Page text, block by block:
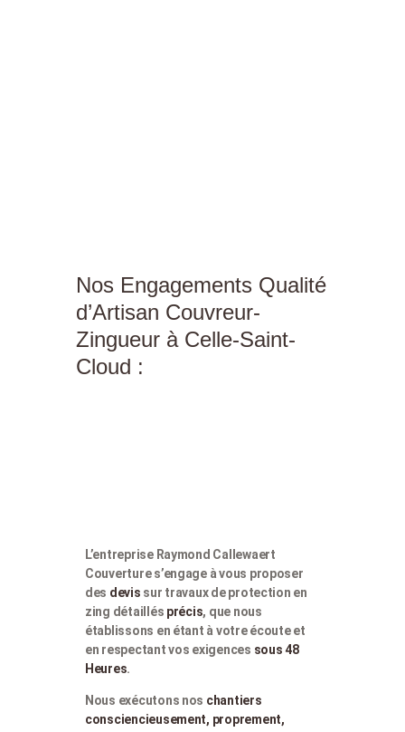
Nos Engagements Qualité
d’Artisan Couvreur-
Zingueur à Celle-Saint-
Cloud :
L’entreprise Raymond Callewaert
Couverture s’engage à vous proposer
des devis sur travaux de protection en
zing détaillés précis, que nous
établissons en étant à votre écoute et
en respectant vos exigences sous 48
Heures.
Nous exécutons nos chantiers
consciencieusement, proprement,